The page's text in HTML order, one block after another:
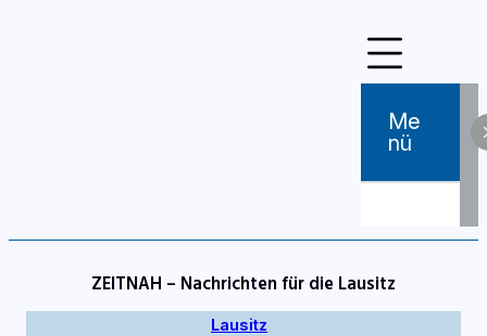
Me
Nü
ZEITNAH – Nachrichten für die Lausitz
Lausitz